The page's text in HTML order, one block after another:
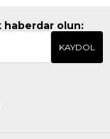
haberdar olun:
KAYDOL